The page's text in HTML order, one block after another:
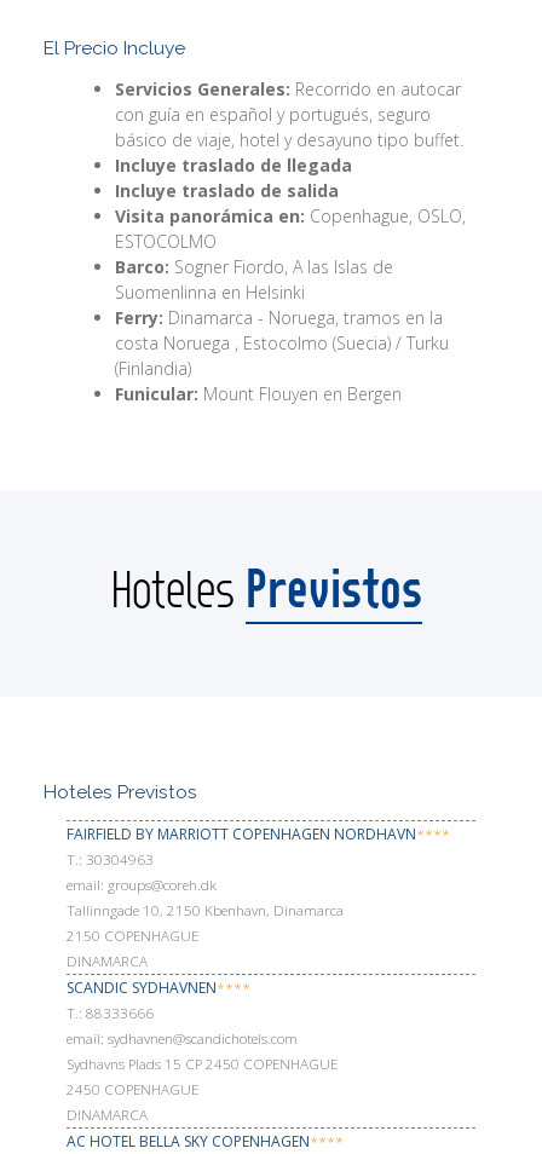
El Precio Incluye
Servicios Generales: Recorrido en autocar
con guía en español y portugués, seguro
básico de viaje, hotel y desayuno tipo buffet.
Incluye traslado de llegada
Incluye traslado de salida
Visita panorámica en: Copenhague, OSLO,
ESTOCOLMO
Barco: Sogner Fiordo, A las Islas de
Suomenlinna en Helsinki
Ferry: Dinamarca - Noruega, tramos en la
costa Noruega , Estocolmo (Suecia) / Turku
(Finlandia)
Funicular: Mount Flouyen en Bergen
Hoteles Previstos
Hoteles Previstos
FAIRFIELD BY MARRIOTT COPENHAGEN NORDHAVN****
Т.: 30304963
email: groups@coreh.dk
Tallinngade 10, 2150 Kbenhavn, Dinamarca
2150 COPENHAGUE
DINAMARCA
SCANDIC SYDHAVNEN****
Т.: 88333666
email: sydhavnen@scandichotels.com
Sydhavns Plads 15 CP 2450 COPENHAGUE
2450 COPENHAGUE
DINAMARCA
AC HOTEL BELLA SKY COPENHAGEN****